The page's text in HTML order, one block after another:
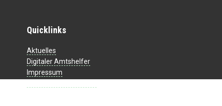
Quicklinks
Aktuelles
Digitaler Amtshelfer
Impressum